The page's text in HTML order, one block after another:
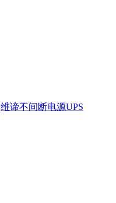
维谛不间断电源UPS